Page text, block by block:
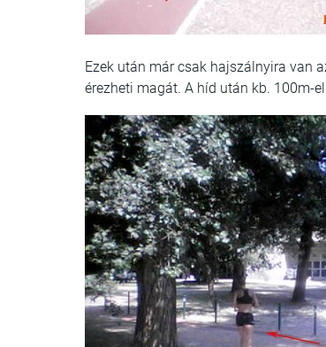
Ezek után már csak hajszálnyira van
érezheti magát. A híd után kb. 100m-